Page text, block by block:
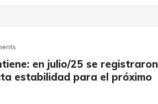
en julio/25 se registraron
estabilidad para el próximo